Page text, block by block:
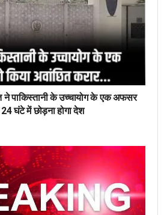
ने पाकिस्तानी के उच्चायोग के एक अफसर
घंटे में छोड़ना होगा देश